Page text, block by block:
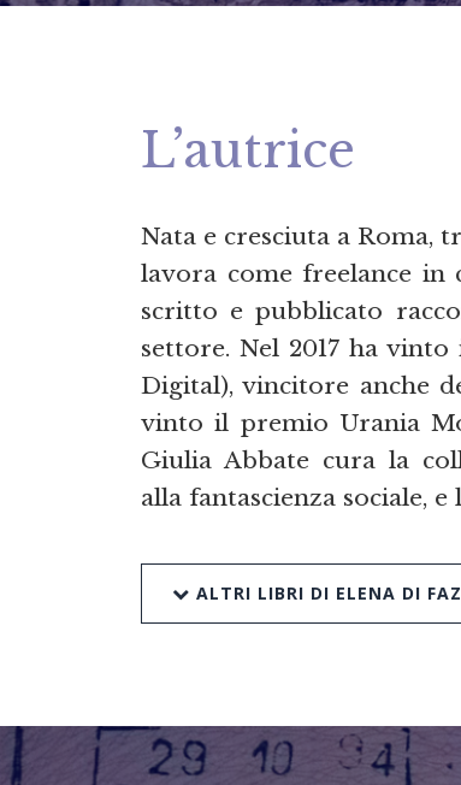
L’autrice
Nata e cresciuta a Roma,
lavora come freelance in
scritto e pubblicato
settore. Nel 2017 ha
Digital), vincitore anche
vinto il premio Urania
Giulia Abbate cura la
alla fantascienza sociale,
ALTRI LIBRI DI ELENA DI